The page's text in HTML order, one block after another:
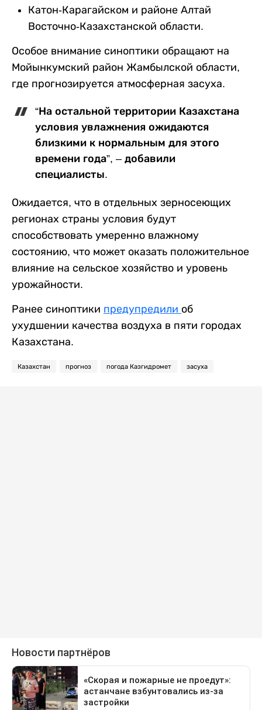
Катон-Карагайском и районе Алтай
Восточно-Казахстанской области.
Особое внимание синоптики обращают на
Мойынкумский район Жамбылской области,
где прогнозируется атмосферная засуха.
“На остальной территории Казахстана
условия увлажнения ожидаются
близкими к нормальным для этого
времени года”, – добавили
специалисты.
Ожидается, что в отдельных зерносеющих
регионах страны условия будут
способствовать умеренно влажному
состоянию, что может оказать положительное
влияние на сельское хозяйство и уровень
урожайности.
Ранее синоптики предупредили об
ухудшении качества воздуха в пяти городах
Казахстана.
Казахстан прогноз погода Казгидромет засуха